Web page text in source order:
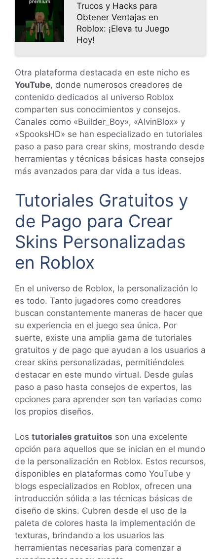
Trucos y Hacks para
Obtener Ventajas en
Roblox: ¡Eleva tu Juego
Hoy!
Otra plataforma destacada en este nicho es
YouTube, donde numerosos creadores de
contenido dedicados al universo Roblox
comparten sus conocimientos y consejos.
Canales como «Builder_Boy», «AlvinBlox» y
«SpooksHD» se han especializado en tutoriales
paso a paso para crear skins, mostrando desde
herramientas y técnicas básicas hasta consejos
más avanzados para dar vida a tus ideas.
Tutoriales Gratuitos y
de Pago para Crear
Skins Personalizadas
en Roblox
En el universo de Roblox, la personalización lo
es todo. Tanto jugadores como creadores
buscan constantemente maneras de hacer que
su experiencia en el juego sea única. Por
suerte, existe una amplia gama de tutoriales
gratuitos y de pago que ayudan a los usuarios a
crear skins personalizadas, permitiéndoles
destacar en este mundo virtual. Desde guías
paso a paso hasta consejos de expertos, las
opciones para aprender son tan variadas como
los propios diseños.
Los tutoriales gratuitos son una excelente
opción para aquellos que se inician en el mundo
de la personalización en Roblox. Estos recursos,
disponibles en plataformas como YouTube y
blogs especializados en Roblox, ofrecen una
introducción sólida a las técnicas básicas de
diseño de skins. Cubren desde el uso de la
paleta de colores hasta la implementación de
texturas, brindando a los usuarios las
herramientas necesarias para comenzar a